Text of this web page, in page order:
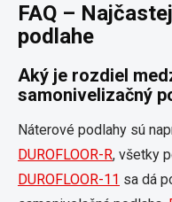
FAQ –
podlahe
Aký je rozdiel
samonivelizačný
Náterové podlahy sú
DUROFLOOR-R, všetky
DUROFLOOR-11 sa dá